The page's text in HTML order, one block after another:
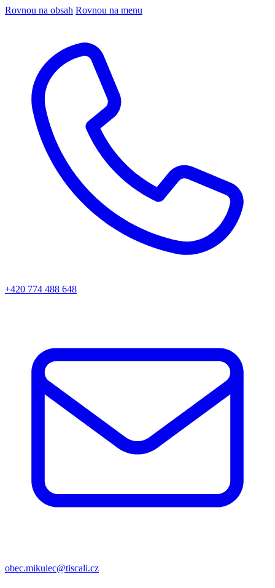
Rovnou na obsah Rovnou na menu
+420 774 488 648
obec.mikulec@tiscali.cz